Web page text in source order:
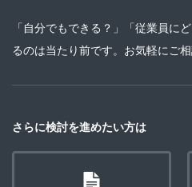
「自分でもできる？」「従業員に
るのは当たり前です。お気軽にご相
さらに検討を進めたい方は